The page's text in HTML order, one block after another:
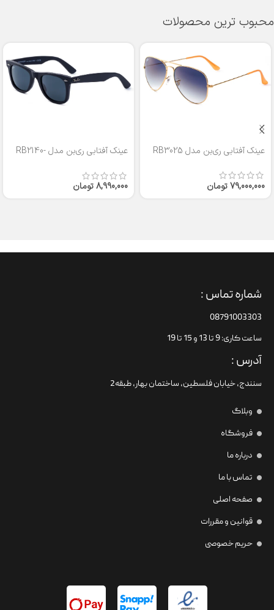
محبوب ترین محصولات
عینک آفتابی ری‌بن مدل RB3025
79,000,000تومان
عینک آفتابی ری‌بن مدل RB2140-
8,990,000تومان
شماره تماس :
08791003303
ساعت کاری: 9 تا 13 و 15 تا 19
آدرس :
سنندج، خیابان فلسطین،‌ ساختمان بهار، طبقه2
وبلاگ
فروشگاه
درباره ما
تماس با ما
صفحه اصلی
قوانین و مقررات
حریم خصوصی